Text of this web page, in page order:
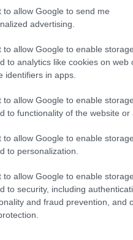
to allow Google to send me
advertising.
to allow Google to enable storage
to analytics like cookies on web
identifiers in apps.
to allow Google to enable storage
to functionality of the website or
to allow Google to enable storage
to personalization.
to allow Google to enable storage
to security, including
and fraud prevention, and